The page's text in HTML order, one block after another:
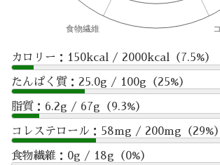
カロリー：150kcal / 2000kcal（7.5%）
たんぱく質：25.0g / 100g（25%）
脂質：6.2g / 67g（9.3%）
コレステロール：58mg / 200mg（29%）
食物繊維：0g / 18g（0%）